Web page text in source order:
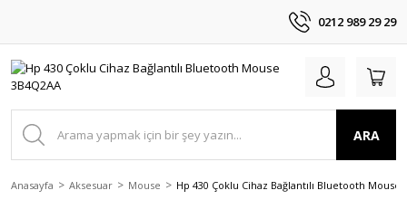
0212 989 29 29
ARA
Anasayfa Aksesuar Mouse Hp 430 Çoklu Cihaz Bağlantılı Bluetooth Mouse